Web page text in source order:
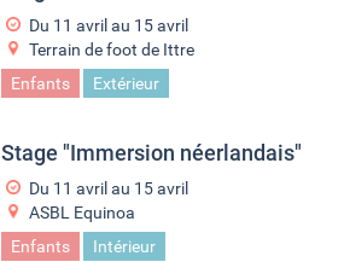
Du 11 avril au 15 avril
Terrain de foot de Ittre
Enfants
Extérieur
Stage "Immersion néerlandais"
Du 11 avril au 15 avril
ASBL Equinoa
Enfants
Intérieur